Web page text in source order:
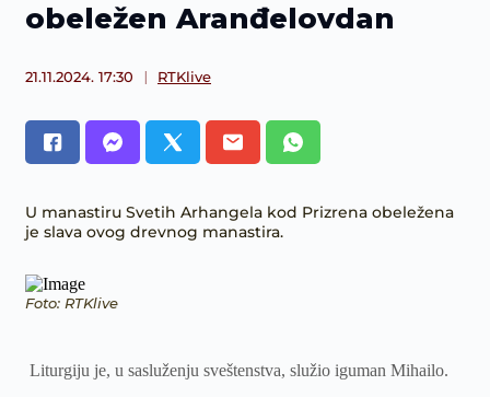
obeležen Aranđelovdan
21.11.2024. 17:30 RTKlive
U manastiru Svetih Arhangela kod Prizrena obeležena
je slava ovog drevnog manastira.
Foto: RTKlive
Liturgiju je, u sasluženju sveštenstva, služio iguman Mihailo.